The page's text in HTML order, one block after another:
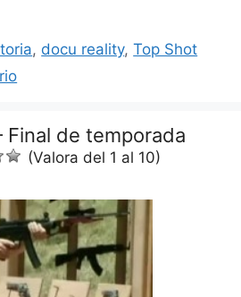
, docu reality,Top Shot
Final de temporada
(Valora del 1 al 10)